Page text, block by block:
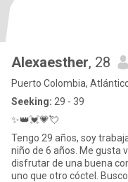
Alexaesther, 28
Puerto Colombia,
Seeking: 29 - 39
✨👑💓💗💘
Tengo 29 años, soy
niño de 6 años. Me gusta
disfrutar de una buena
uno que otro cóctel.